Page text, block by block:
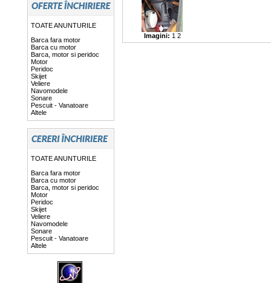
TOATE ANUNTURILE
Barca fara motor
Barca cu motor
Barca, motor si peridoc
Motor
Peridoc
Skijet
Veliere
Navomodele
Sonare
Pescuit - Vanatoare
Altele
TOATE ANUNTURILE
Barca fara motor
Barca cu motor
Barca, motor si peridoc
Motor
Peridoc
Skijet
Veliere
Navomodele
Sonare
Pescuit - Vanatoare
Altele
Imagini: 1 2